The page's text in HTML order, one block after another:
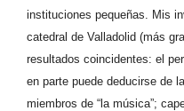
instituciones pequeñas. Mis
catedral de Valladolid (más
resultados coincidentes: el
en parte puede deducirse de
miembros de “la música”;